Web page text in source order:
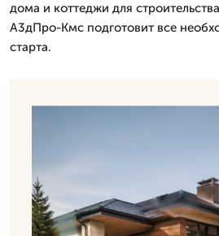
дома и коттеджи для
А3дПро-Кмс подготовит все
старта.